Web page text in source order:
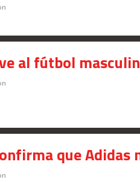
al fútbol
que Adidas